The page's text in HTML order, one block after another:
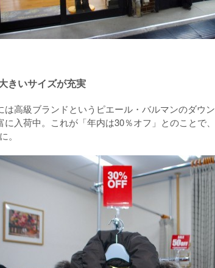
きいサイズが充実
は高級ブランドというピエール・バルマンのダウ
に入荷中。これが「年内は30％オフ」とのことで
。